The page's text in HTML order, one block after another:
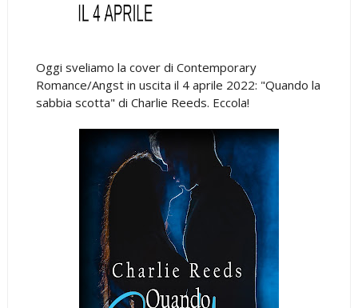
Oggi sveliamo la cover di Contemporary
Romance/Angst in uscita il 4 aprile 2022: "Quando la
sabbia scotta" di Charlie Reeds. Eccola!